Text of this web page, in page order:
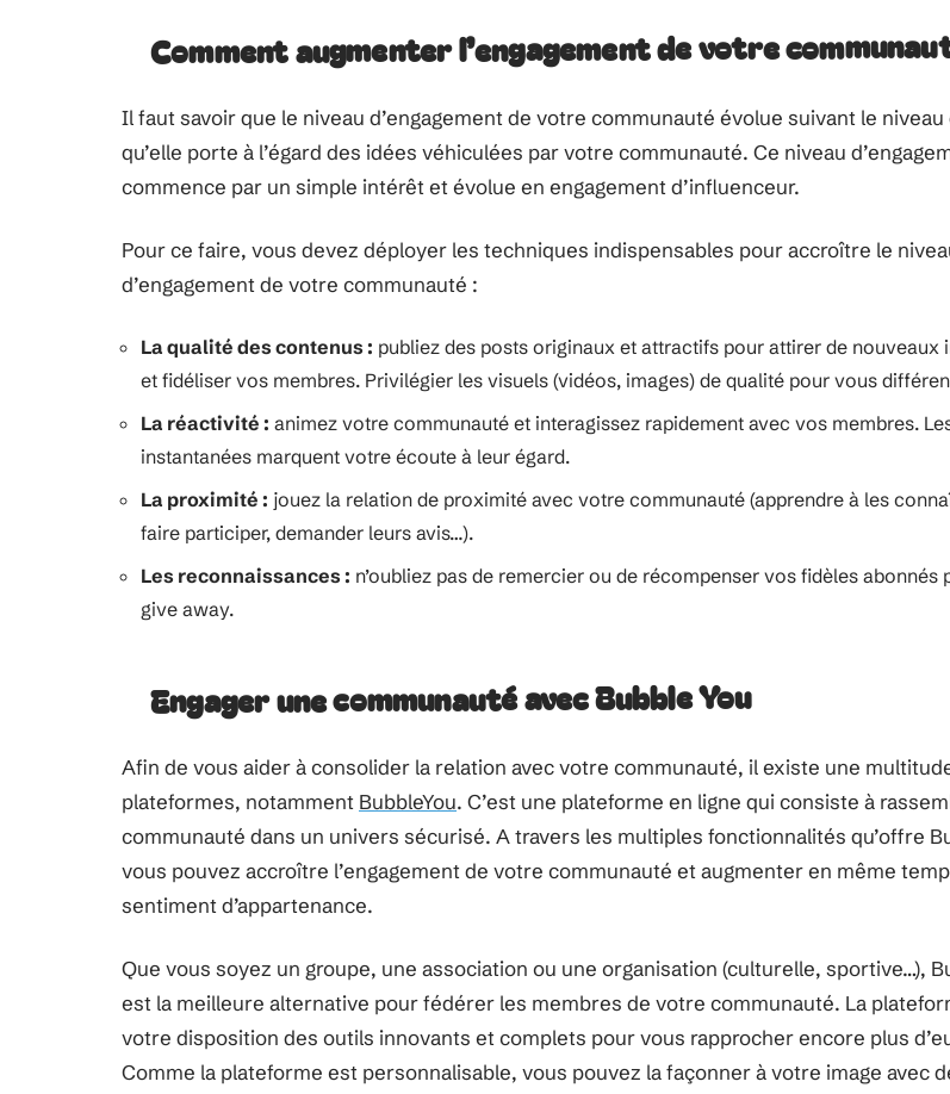
Comment augmenter l’engagement de votre
Il faut savoir que le niveau d’engagement de votre communauté évolue suivant le niveau
qu’elle porte à l’égard des idées véhiculées par votre communauté. Ce niveau
commence par un simple intérêt et évolue en engagement d’influenceur.
Pour ce faire, vous devez déployer les techniques indispensables pour accroître le
d’engagement de votre communauté :
La qualité des contenus : publiez des posts originaux et attractifs pour attirer de nouveaux
et fidéliser vos membres. Privilégier les visuels (vidéos, images) de qualité pour vous
La réactivité : animez votre communauté et interagissez rapidement avec vos membres.
instantanées marquent votre écoute à leur égard.
La proximité : jouez la relation de proximité avec votre communauté (apprendre à les
faire participer, demander leurs avis…).
Les reconnaissances : n’oubliez pas de remercier ou de récompenser vos fidèles abonnés
give away.
Engager une communauté avec Bubble You
Afin de vous aider à consolider la relation avec votre communauté, il existe une
plateformes, notamment BubbleYou. C’est une plateforme en ligne qui consiste à
communauté dans un univers sécurisé. A travers les multiples fonctionnalités qu’offre
vous pouvez accroître l’engagement de votre communauté et augmenter en même
sentiment d’appartenance.
Que vous soyez un groupe, une association ou une organisation (culturelle, sportive…),
est la meilleure alternative pour fédérer les membres de votre communauté. La
votre disposition des outils innovants et complets pour vous rapprocher encore plus
Comme la plateforme est personnalisable, vous pouvez la façonner à votre image avec